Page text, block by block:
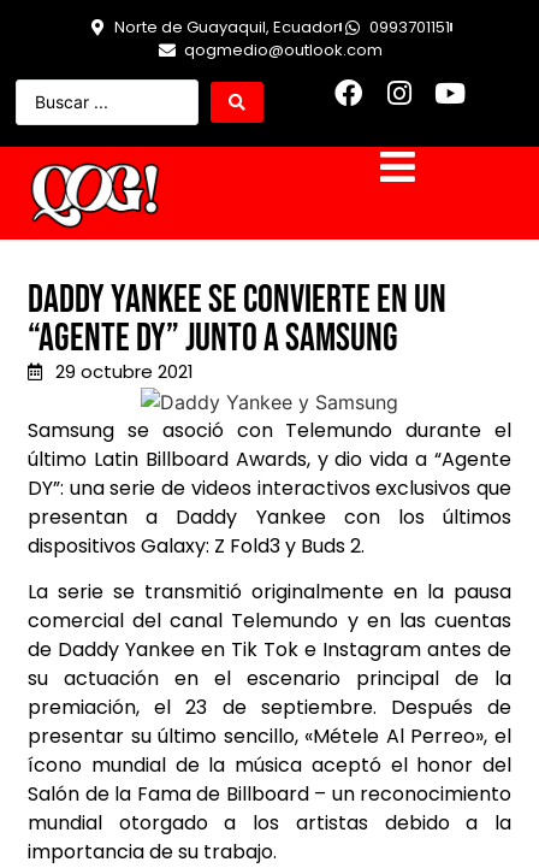
Norte de Guayaquil, Ecuador
0993701151
qogmedio@outlook.com
Daddy Yankee se convierte en un
“Agente DY” junto a Samsung
29 octubre 2021
Samsung se asoció con Telemundo durante el
último Latin Billboard Awards, y dio vida a “Agente
DY”: una serie de videos interactivos exclusivos que
presentan a Daddy Yankee con los últimos
dispositivos Galaxy: Z Fold3 y Buds 2.
La serie se transmitió originalmente en la pausa
comercial del canal Telemundo y en las cuentas
de Daddy Yankee en Tik Tok e Instagram antes de
su actuación en el escenario principal de la
premiación, el 23 de septiembre. Después de
presentar su último sencillo, «Métele Al Perreo», el
ícono mundial de la música aceptó el honor del
Salón de la Fama de Billboard – un reconocimiento
mundial otorgado a los artistas debido a la
importancia de su trabajo.